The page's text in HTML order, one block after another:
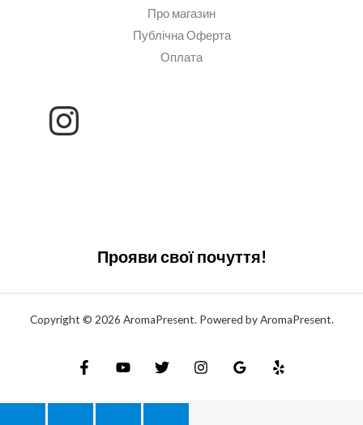
Про магазин
Публічна Оферта
Оплата
Прояви свої почуття!
Copyright © 2026 AromaPresent. Powered by AromaPresent.